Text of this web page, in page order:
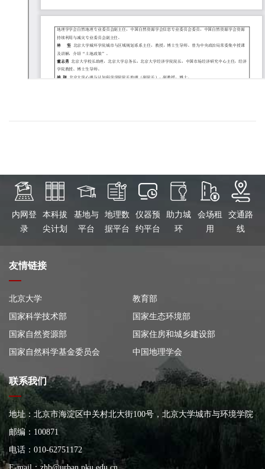
内网登
录
本科拔
尖计划
基地与
平台
地理数
据平台
仪器预
约平台
助力城
环
会场租
用
交通路
线
友情链接
北京大学
教育部
国家科学技术部
国家生态环境部
国家自然资源部
国家住房和城乡建设部
国家自然科学基金委员会
中国地理学会
联系我们
地址：北京市海淀区中关村北大街100号，北京大学城市与环境学院
大楼
邮编：100871
电话：010-62751172